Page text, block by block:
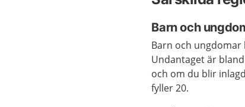
Barn och
Barn och ungdomar
Undantaget är
och om du blir
fyller 20.